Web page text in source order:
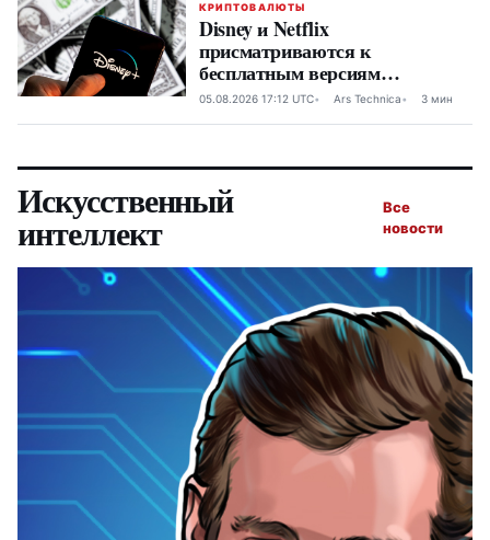
КРИПТОВАЛЮТЫ
Disney и Netflix
присматриваются к
бесплатным версиям
стриминга с рекламой
05.08.2026 17:12 UTC Ars Technica 3 мин
Искусственный
интеллект
Все
новости